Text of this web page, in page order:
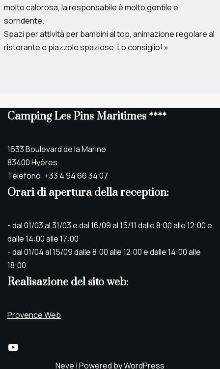
molto calorosa, la responsabile è molto gentile e
sorridente.
Spazi per attività per bambini al top, animazione regolare al
ristorante e piazzole spaziose. Lo consiglio! »
Camping Les Pins Maritimes ****
1633 Boulevard de la Marine
83400 Hyères
Telefono: +33 4 94 66 34 07
Orari di apertura della reception:
- dal 01/03 al 31/03 e dal 16/09 al 15/11 dalle 8:00 alle 12:00 e
dalle 14:00 alle 17:00
- dal 01/04 al 15/09 dalle 8:00 alle 12:00 e dalle 14:00 alle
18:00
Realisazione del sito web:
Provence Web
Neve | Powered byWordPress